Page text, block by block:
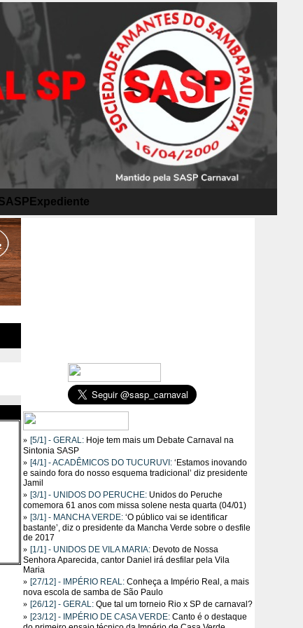
Expediente
» [5/1] - GERAL: Hoje tem mais um Debate Carnaval na
Sintonia SASP
» [4/1] - ACADÊMICOS DO TUCURUVI: ‘Estamos inovando
e saindo fora do nosso esquema tradicional’ diz presidente
Jamil
» [3/1] - UNIDOS DO PERUCHE: Unidos do Peruche
comemora 61 anos com missa solene nesta quarta (04/01)
» [3/1] - MANCHA VERDE: ‘O público vai se identificar
bastante’, diz o presidente da Mancha Verde sobre o desfile
de 2017
» [1/1] - UNIDOS DE VILA MARIA: Devoto de Nossa
Senhora Aparecida, cantor Daniel irá desfilar pela Vila
Maria
» [27/12] - IMPÉRIO REAL: Conheça a Império Real, a mais
nova escola de samba de São Paulo
» [26/12] - GERAL: Que tal um torneio Rio x SP de carnaval?
» [23/12] - IMPÉRIO DE CASA VERDE: Canto é o destaque